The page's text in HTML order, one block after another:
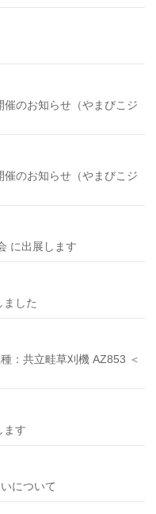
催のお知らせ（やまびこジ
催のお知らせ（やまびこジ
に出展します
ました
：共立畦草刈機 AZ853 ＜
ます
について